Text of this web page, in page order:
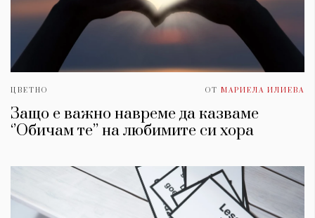
ЦВЕТНО ОТ МАРИЕЛА ИЛИЕВА
Защо е важно навреме да казваме
‘’Обичам те’’ на любимите си хора